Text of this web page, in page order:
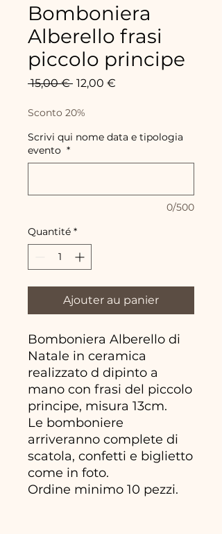
Bomboniera
Alberello frasi
piccolo principe
15,00 € Prix
12,00 €
Sconto 20%
Scrivi qui nome data e tipologia
evento *
0/500
Quantité *
Ajouter au panier
Bomboniera Alberello di
Natale in ceramica
realizzato d dipinto a
mano con frasi del piccolo
principe, misura 13cm.
Le bomboniere
arriveranno complete di
scatola, confetti e biglietto
come in foto.
Ordine minimo 10 pezzi.